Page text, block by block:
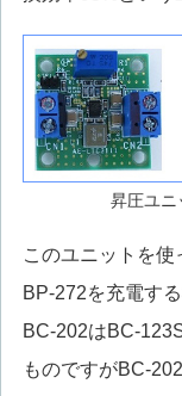
昇圧ユニ
このユニットを
BP-272を充電す
BC-202はBC-
ものですがBC-